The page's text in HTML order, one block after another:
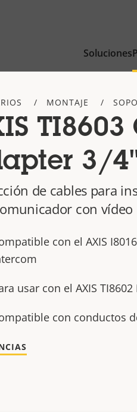
Soluciones
MONTAJE
TI8603
3/4"
de cables para
con vídeo
con el AXIS
usar con el AXIS
con conductos